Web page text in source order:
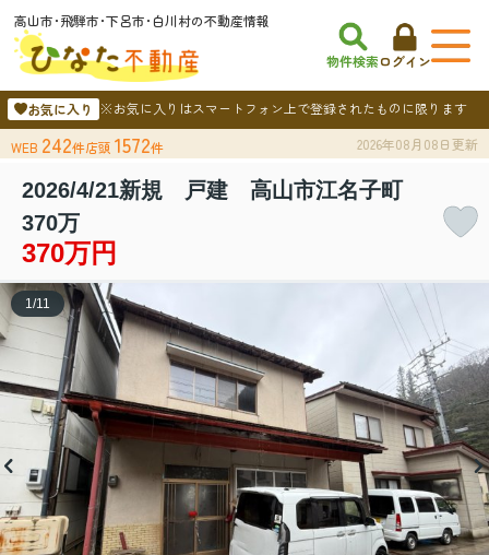
高山市･飛騨市･下呂市･白川村の不動産情報
物件検索ログイン
お気に入り ※お気に入りはスマートフォン上で登録されたものに限ります
WEB 242件店頭 1572件 2026年08月08日更新
2026/4/21新規 戸建 高山市江名子町
370万
370万円
1/11